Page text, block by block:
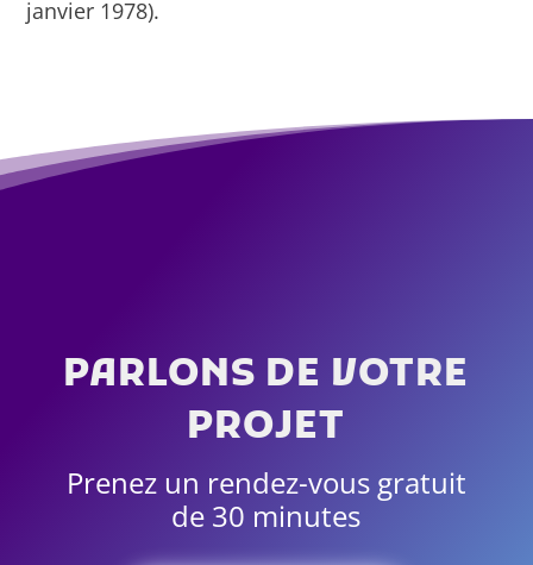
janvier 1978).
PARLONS DE VOTRE
PROJET
Prenez un rendez-vous gratuit
de 30 minutes